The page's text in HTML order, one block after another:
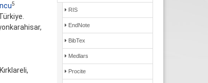
5
RIS
EndNote
BibTex
Medlars
Procite